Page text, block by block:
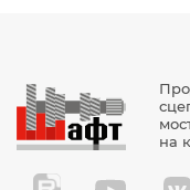
EKO015871
EKO015872
на